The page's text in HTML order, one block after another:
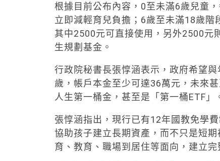
根據目前公布內容，0至未滿6歲兒童
立即減輕育兒負擔；6歲至未滿18歲階
其中2500元可直接使用，另外2500元
生規劃基金。
行政院秘書長張惇涵表示，政府希望
歲，帳戶本金至少可達36萬元，未來
人生第一桶金，甚至是「第一桶ETF」
張惇涵指出，現行已有12年國教免學
協助孩子建立長期資產，而不只是短
育、教育、職場到居住等面向，建立完